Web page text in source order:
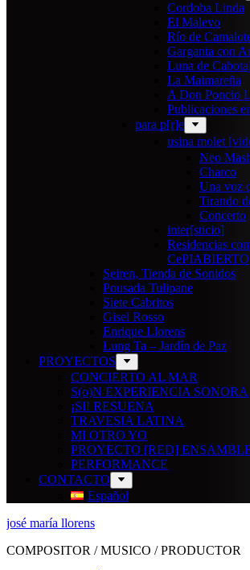
Cordoba Linda
El Malevo
Río de
Garganta con
Luna de
La Maimareña
A Don Poncio
Publicaciones
para p[r]e
usina molet
Neo
Charco
Una voz
Tirando
Concerto
inter[sticio]
Residencias
CePIABIERTO
Seiren, Tienda de Sonidos
Pousada Tulipane
Siete Cabritos
Gisel Rosso
Enrique Llorens
Lung Ta – Jardín de Paz
PROYECTOS
CONCIERTO AL MAR
S(o)N EXPERIENCIA SONORA
¡SI! RESUENA
TRAVESIA LATINA
MI OTRO YO
PROYECTO [RED]
PERFORMANCE
CONTACTO
Español
josé maría llorens
COMPOSITOR / MUSICO / PRODUCTOR